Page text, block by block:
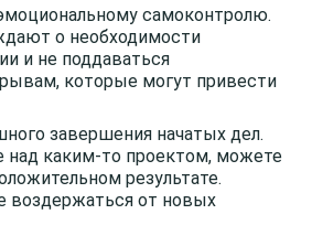
самоконтролю.
о необходимости
и не поддаваться
которые могут привести
завершения начатых дел.
над каким-то проектом, можете
результате.
воздержаться от новых